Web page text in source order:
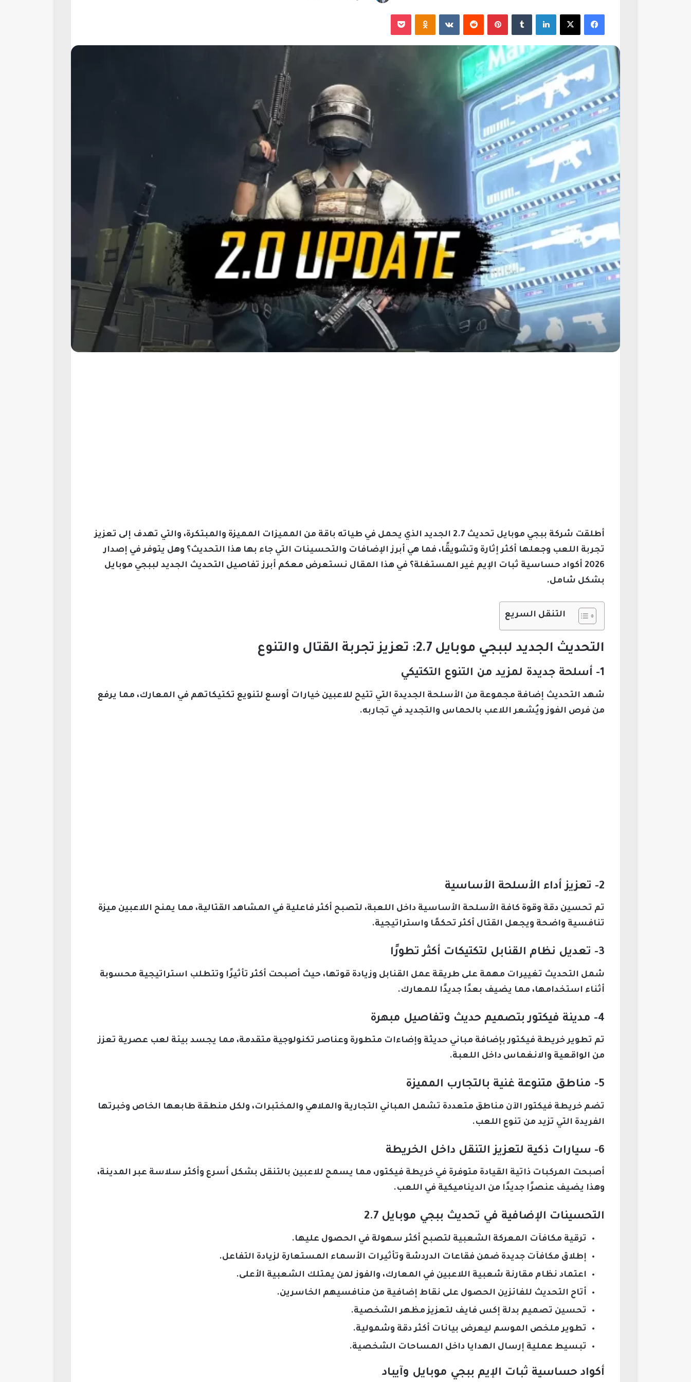
فيسبوك لينكدإن بينتيريست
أطلقت شركة ببجي موبايل تحديث 2.7 الجديد الذي يحمل في طياته باقة من المميزات المميزة والمبتكرة، والتي تهدف إلى تعزيز
تجربة اللعب وجعلها أكثر إثارة وتشويقًا، فما هي أبرز الإضافات والتحسينات التي جاء بها هذا التحديث؟ وهل يتوفر في إصدار
2026 أكواد حساسية ثبات الإيم غير المستغلة؟ في هذا المقال نستعرض معكم أبرز تفاصيل التحديث الجديد لببجي موبايل
بشكل شامل.
التنقل السريع
التحديث الجديد لببجي موبايل 2.7: تعزيز تجربة القتال والتنوع
1- أسلحة جديدة لمزيد من التنوع التكتيكي
شهد التحديث إضافة مجموعة من الأسلحة الجديدة التي تتيح للاعبين خيارات أوسع لتنويع تكتيكاتهم في المعارك، مما يرفع
من فرص الفوز ويُشعر اللاعب بالحماس والتجديد في تجاربه.
2- تعزيز أداء الأسلحة الأساسية
تم تحسين دقة وقوة كافة الأسلحة الأساسية داخل اللعبة، لتصبح أكثر فاعلية في المشاهد القتالية، مما يمنح اللاعبين ميزة
تنافسية واضحة ويجعل القتال أكثر تحكمًا واستراتيجية.
3- تعديل نظام القنابل لتكتيكات أكثر تطورًا
شمل التحديث تغييرات مهمة على طريقة عمل القنابل وزيادة قوتها، حيث أصبحت أكثر تأثيرًا وتتطلب استراتيجية محسوبة
أثناء استخدامها، مما يضيف بعدًا جديدًا للمعارك.
4- مدينة فيكتور بتصميم حديث وتفاصيل مبهرة
تم تطوير خريطة فيكتور بإضافة مباني حديثة وإضاءات متطورة وعناصر تكنولوجية متقدمة، مما يجسد بيئة لعب عصرية تعزز
من الواقعية والانغماس داخل اللعبة.
5- مناطق متنوعة غنية بالتجارب المميزة
تضم خريطة فيكتور الآن مناطق متعددة تشمل المباني التجارية والملاهي والمختبرات، ولكل منطقة طابعها الخاص وخبرتها
الفريدة التي تزيد من تنوع اللعب.
6- سيارات ذكية لتعزيز التنقل داخل الخريطة
أصبحت المركبات ذاتية القيادة متوفرة في خريطة فيكتور، مما يسمح للاعبين بالتنقل بشكل أسرع وأكثر سلاسة عبر المدينة،
وهذا يضيف عنصرًا جديدًا من الديناميكية في اللعب.
التحسينات الإضافية في تحديث ببجي موبايل 2.7
ترقية مكافآت المعركة الشعبية لتصبح أكثر سهولة في الحصول عليها.
إطلاق مكافآت جديدة ضمن فقاعات الدردشة وتأثيرات الأسماء المستعارة لزيادة التفاعل.
اعتماد نظام مقارنة شعبية اللاعبين في المعارك، والفوز لمن يمتلك الشعبية الأعلى.
أتاح التحديث للفائزين الحصول على نقاط إضافية من منافسيهم الخاسرين.
تحسين تصميم بدلة إكس فايف لتعزيز مظهر الشخصية.
تطوير ملخص الموسم ليعرض بيانات أكثر دقة وشمولية.
تبسيط عملية إرسال الهدايا داخل المساحات الشخصية.
أكواد حساسية ثبات الإيم ببجي موبايل وآيباد